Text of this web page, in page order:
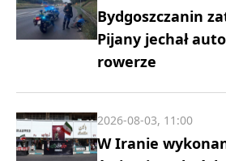
Bydgoszczanin
Pijany jechał
rowerze
W Iranie
2026-08-03, 11:00